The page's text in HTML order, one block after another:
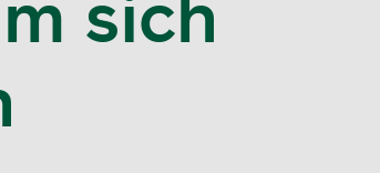
sich